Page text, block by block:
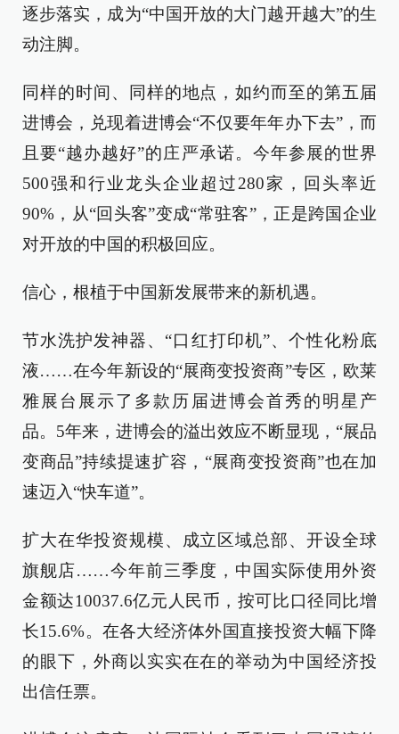
逐步落实，成为“中国开放的大门越开越大”的生
动注脚。
同样的时间、同样的地点，如约而至的第五届
进博会，兑现着进博会“不仅要年年办下去”，而
且要“越办越好”的庄严承诺。今年参展的世界
500强和行业龙头企业超过280家，回头率近
90%，从“回头客”变成“常驻客”，正是跨国企业
对开放的中国的积极回应。
信心，根植于中国新发展带来的新机遇。
节水洗护发神器、“口红打印机”、个性化粉底
液……在今年新设的“展商变投资商”专区，欧莱
雅展台展示了多款历届进博会首秀的明星产
品。5年来，进博会的溢出效应不断显现，“展品
变商品”持续提速扩容，“展商变投资商”也在加
速迈入“快车道”。
扩大在华投资规模、成立区域总部、开设全球
旗舰店……今年前三季度，中国实际使用外资
金额达10037.6亿元人民币，按可比口径同比增
长15.6%。在各大经济体外国直接投资大幅下降
的眼下，外商以实实在在的举动为中国经济投
出信任票。